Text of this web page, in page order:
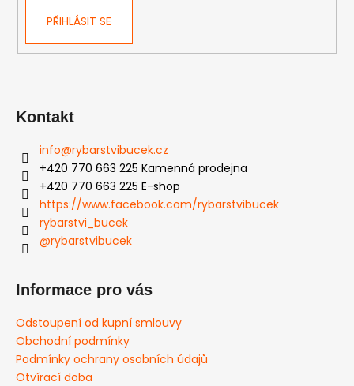
PŘIHLÁSIT SE
Kontakt
info@rybarstvibucek.cz
+420 770 663 225 Kamenná prodejna
+420 770 663 225 E-shop
https://www.facebook.com/rybarstvibucek
rybarstvi_bucek
@rybarstvibucek
Informace pro vás
Odstoupení od kupní smlouvy
Obchodní podmínky
Podmínky ochrany osobních údajů
Otvírací doba